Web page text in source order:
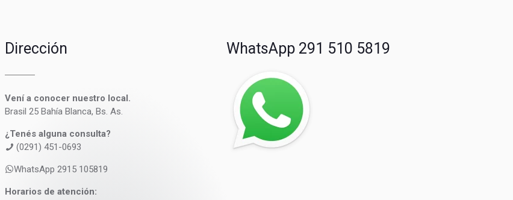
Dirección
Vení a conocer nuestro local.
Brasil 25 Bahía Blanca, Bs. As.
¿Tenés alguna consulta?
(0291) 451-0693
WhatsApp 2915 105819
Horarios de atención:
WhatsApp 291 510 5819